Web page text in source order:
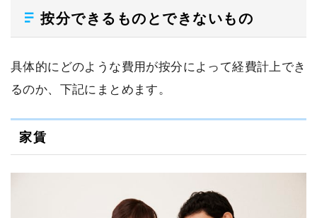
按分できるものとできないもの
具体的にどのような費用が按分によって経費計上でき
るのか、下記にまとめます。
家賃